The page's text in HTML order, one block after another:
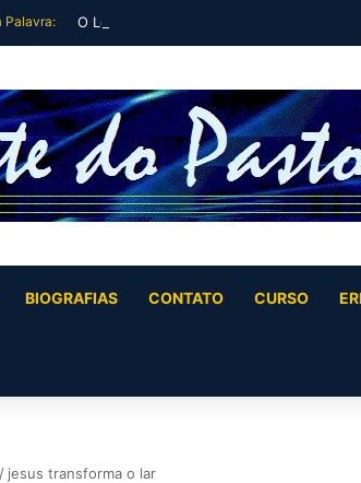
Palavra: O Leviatã se Cala Diante do Trono (Jó
BIOGRAFIAS CONTATO CURSO
por
/ jesus transforma o lar